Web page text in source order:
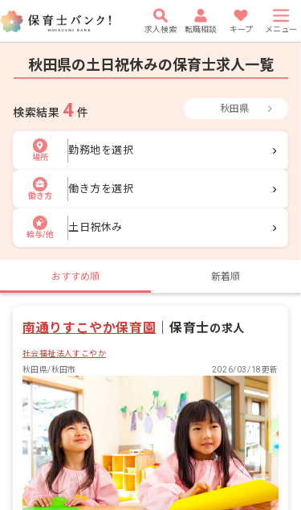
求人検索 転職相談 キープ メニュー
秋田県の土日祝休みの保育士求人一覧
検索結果 4 件 秋田県
場所
勤務地を選択
働き方
働き方を選択
給与/他
土日祝休み
おすすめ順 新着順
南通りすこやか保育園 ｜保育士の求人
社会福祉法人すこやか
秋田県/秋田市
2026/03/18更新